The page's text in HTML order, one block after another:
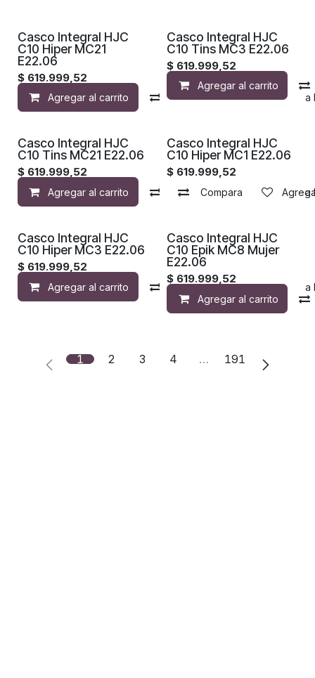
Casco Integral HJC
C10 Hiper MC21
E22.06
$ 619.999,52
Agregar al carrito Compara Agregar a la
Casco Integral HJC
C10 Tins MC3 E22.06
$ 619.999,52
Agregar al carrito
Casco Integral HJC
C10 Tins MC21 E22.06
$ 619.999,52
Agregar al carrito Compara Agregar a
Casco Integral HJC
C10 Hiper MC1 E22.06
$ 619.999,52
Compara
Casco Integral HJC
C10 Hiper MC3 E22.06
$ 619.999,52
Agregar al carrito Compara Agregar a la
Casco Integral HJC
C10 Epik MC8 Mujer
E22.06
$ 619.999,52
Agregar al carrito
1 2 3 4 … 191